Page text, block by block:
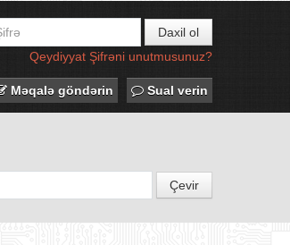
Daxil ol
Qeydiyyat Şifrəni unutmusunuz?
Məqalə göndərin Sual verin
Çevir